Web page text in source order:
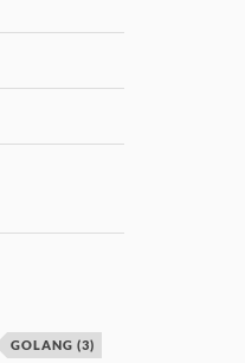
GOLANG (3)